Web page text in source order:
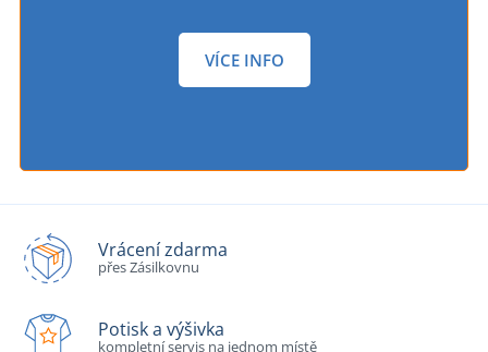
VÍCE INFO
Vrácení zdarma
přes Zásilkovnu
Potisk a výšivka
kompletní servis na jednom místě